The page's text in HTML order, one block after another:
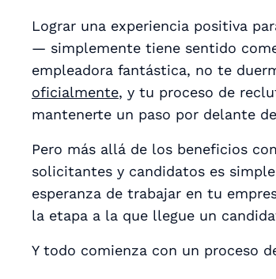
Lograr una experiencia positiva
— simplemente tiene sentido
empleadora fantástica, no te
oficialmente, y tu proceso de
mantenerte un paso por delante
Pero más allá de los beneficios
solicitantes y candidatos es
esperanza de trabajar en tu
la etapa a la que llegue un
Y todo comienza con un proceso